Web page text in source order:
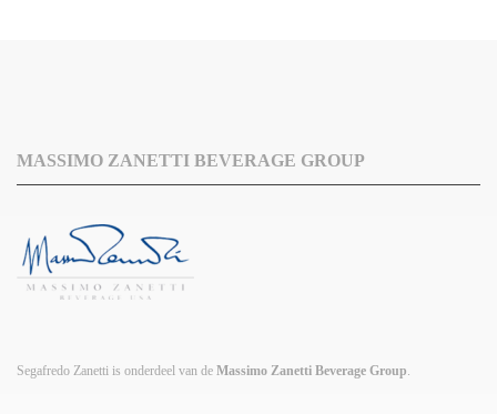
MASSIMO ZANETTI BEVERAGE GROUP
Segafredo Zanetti is onderdeel van de Massimo Zanetti Beverage Group.